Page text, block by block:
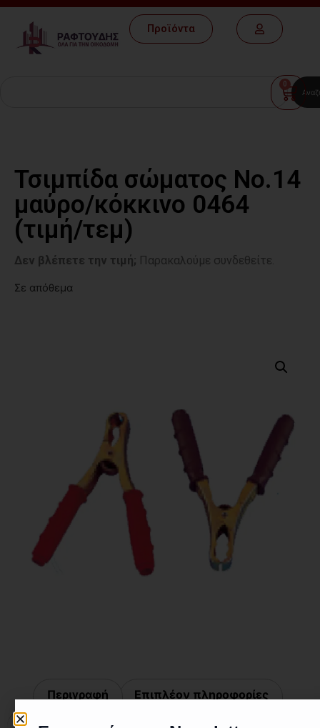
Προϊόντα
0
Τσιμπίδα σώματος Νο.14
μαύρο/κόκκινο 0464
(τιμή/τεμ)
Δεν βλέπετε την τιμή; Παρακαλούμε συνδεθείτε.
Σε απόθεμα
Περιγραφή Επιπλέον πληροφορίες